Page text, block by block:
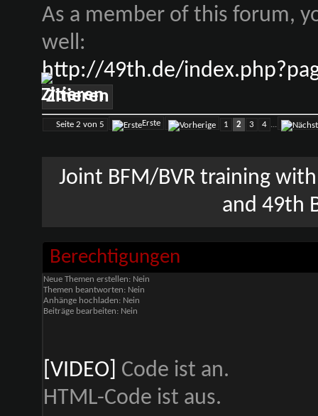
As a member of this forum,
well:
http://49th.de/
Zitieren
Seite 2 von 5 Erste 1 2 3 4 ...
Joint BFM/BVR training
and 49th
Berechtigungen
Neue Themen erstellen: Nein
Themen beantworten: Nein
Anhänge hochladen: Nein
Beiträge bearbeiten: Nein
[VIDEO] Code ist an.
HTML-Code ist aus.